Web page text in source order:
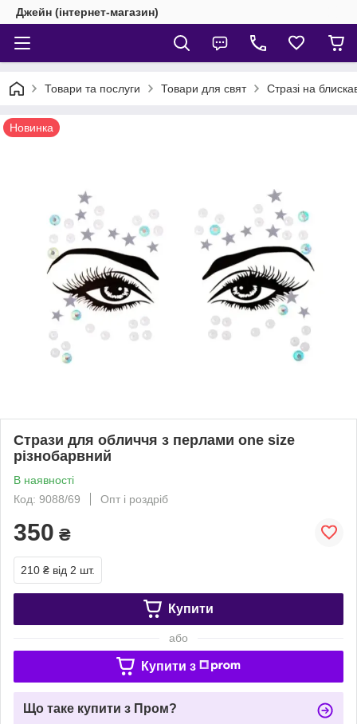
Джейн (інтернет-магазин)
Товари та послуги Товари для свят Стразі на
Новинка
Стрази для обличчя з перлами one size
різнобарвний
В наявності
Код: 9088/69
Опт і роздріб
350 ₴
210 ₴ від 2 шт.
Купити
або
Купити з
Що таке купити з Пром?